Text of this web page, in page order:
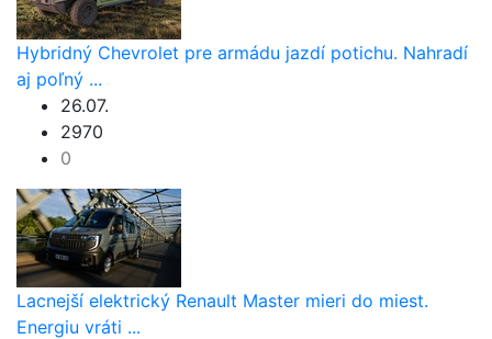
Hybridný Chevrolet pre armádu jazdí potichu. Nahradí
aj poľný ...
26.07.
2970
0
Lacnejší elektrický Renault Master mieri do miest.
Energiu vráti ...